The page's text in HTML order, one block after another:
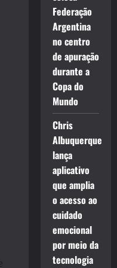
Federação
Argentina
no centro
de apuração
durante a
Copa do
Mundo
Chris
Albuquerque
lança
aplicativo
que amplia
o acesso ao
cuidado
emocional
por meio da
tecnologia